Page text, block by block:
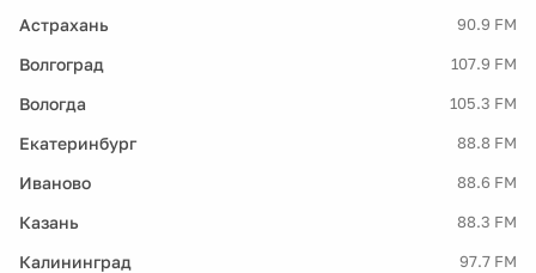
Астрахань 90.9 FM
Волгоград 107.9 FM
Вологда 105.3 FM
Екатеринбург 88.8 FM
Иваново 88.6 FM
Казань 88.3 FM
Калининград 97.7 FM